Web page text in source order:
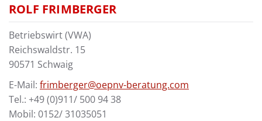
ROLF FRIMBERGER
Betriebswirt (VWA)
Reichswaldstr. 15
90571 Schwaig
E-Mail: frimberger@oepnv-beratung.com
Tel.: +49 (0)911/ 500 94 38
Mobil: 0152/ 31035051